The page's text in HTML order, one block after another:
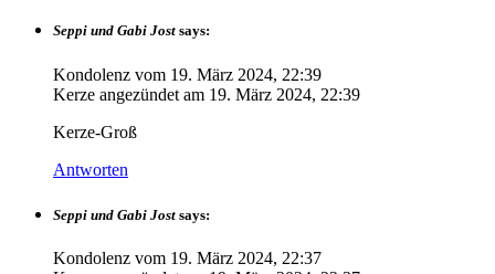
Seppi und Gabi Jost says:
Kondolenz vom 19. März 2024, 22:39
Kerze angezündet am 19. März 2024, 22:39
Kerze-Groß
Antworten
Seppi und Gabi Jost says:
Kondolenz vom 19. März 2024, 22:37